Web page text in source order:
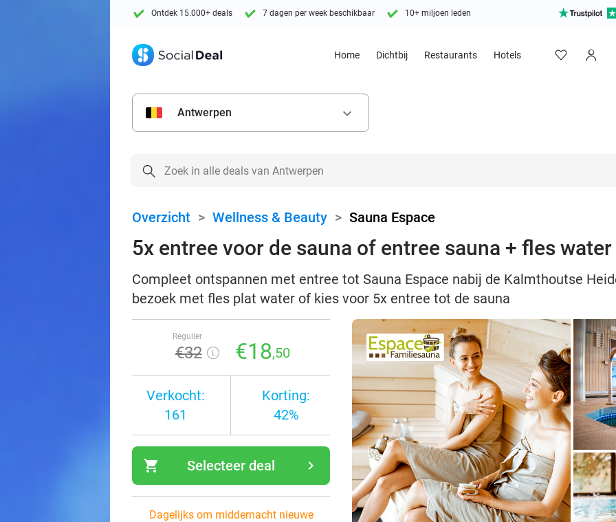
Ontdek 15.000+ deals 7 dagen per week beschikbaar 10+ miljoen leden
Home Dichtbij Restaurants Hotels
Antwerpen keyboard_arrow_down
Overzicht > Wellness & Beauty > Sauna Espace
5x entree voor de sauna of entree sauna + fles water
Compleet ontspannen met entree tot Sauna Espace nabij de Kalmthoutse
bezoek met fles plat water of kies voor 5x entree tot de sauna
Regulier
€32 €18,50
Verkocht:
161
Korting:
42%
shopping_cart navigate_next
Selecteer deal
Dagelijks om middernacht nieuwe